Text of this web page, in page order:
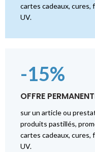
cartes cadeaux,
UV.
-15%
OFFRE
sur un article ou
produits pastillés,
cartes cadeaux,
UV.